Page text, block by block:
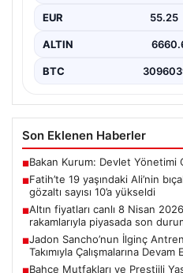
EUR 55.25
ALTIN
BTC
Son Eklenen Haberler
■Bakan Kurum: Devlet
■Fatih’te 19 yaşındaki Ali’nin
gözaltı sayısı 10’a yükseldi
■Altın fiyatları canlı 8 Nisan
rakamlarıyla piyasada son
■Jadon Sancho’nun İlginç
Takımıyla Çalışmalarına Devam
■Bahçe Mutfakları ve Prestijli